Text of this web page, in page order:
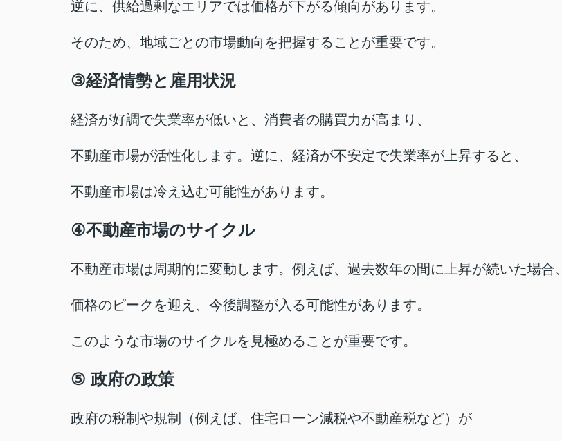
逆に、供給過剰なエリアでは価格が下がる傾向があります。
そのため、地域ごとの市場動向を把握することが重要です。
③経済情勢と雇用状況
経済が好調で失業率が低いと、消費者の購買力が高まり、
不動産市場が活性化します。逆に、経済が不安定で失業率が上昇すると、
不動産市場は冷え込む可能性があります。
④不動産市場のサイクル
不動産市場は周期的に変動します。例えば、過去数年の間に 上昇が続いた場合、
価格のピークを迎え、今後調整が入る可能性があります。
このような市場のサイクルを見極めることが重要です。
⑤ 政府の政策
政府の税制や規制（例えば、住宅ローン減税や不動産税など）が